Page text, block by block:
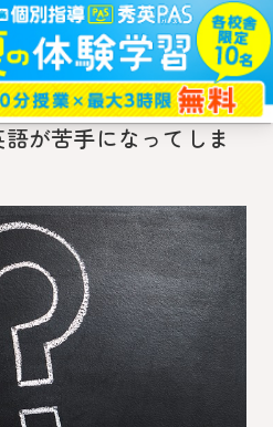
の本文へ移動
師を知り、
わるウェブ・メディア
が苦手になってしま